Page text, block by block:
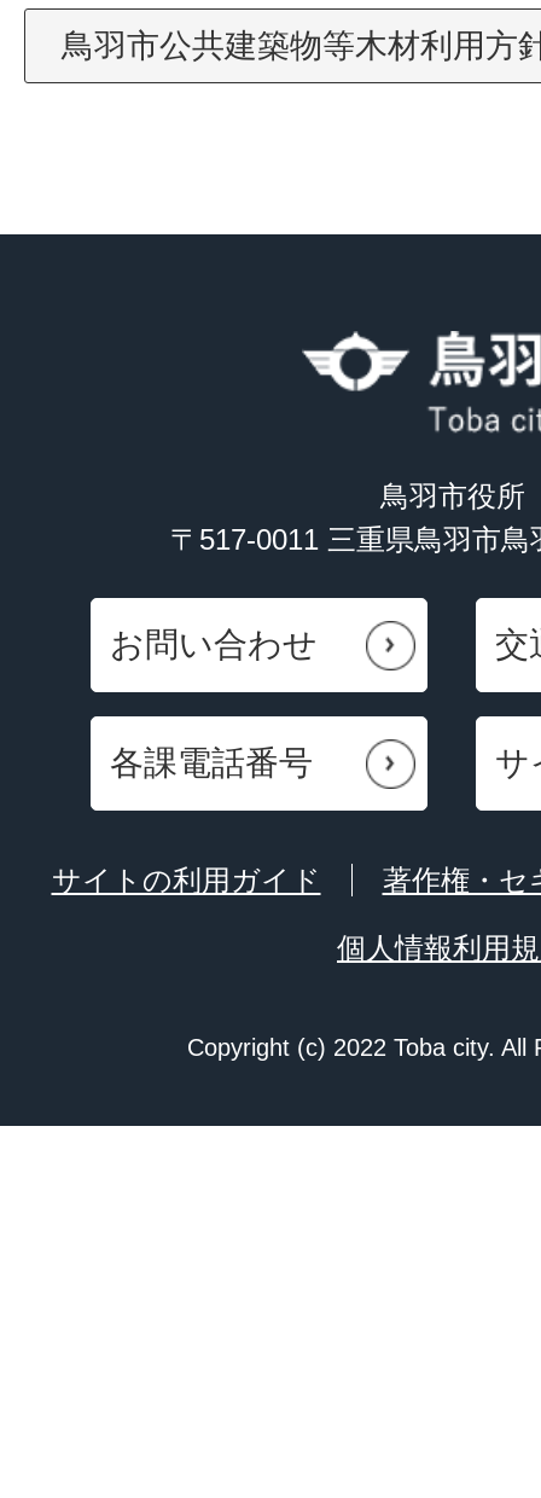
鳥羽市公共建築物等木材利用方
鳥羽市役所
〒517-0011 三重県鳥羽市
お問い合わせ 交
各課電話番号 サ
サイトの利用ガイド 著作権・セ
個人情報利用
Copyright (c) 2022 Toba city. All